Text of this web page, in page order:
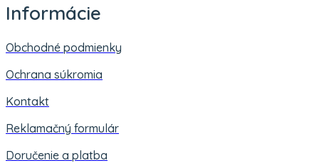
Informácie
Obchodné podmienky
Ochrana súkromia
Kontakt
Reklamačný formulár
Doručenie a platba